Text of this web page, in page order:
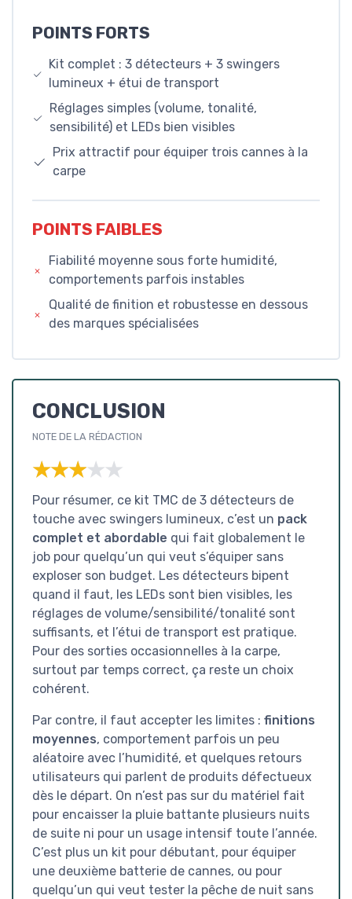
POINTS FORTS
Kit complet : 3 détecteurs + 3 swingers
lumineux + étui de transport
Réglages simples (volume, tonalité,
sensibilité) et LEDs bien visibles
Prix attractif pour équiper trois cannes à la
carpe
POINTS FAIBLES
Fiabilité moyenne sous forte humidité,
comportements parfois instables
Qualité de finition et robustesse en dessous
des marques spécialisées
CONCLUSION
NOTE DE LA RÉDACTION
★★★★★
★★★★★
Pour résumer, ce kit TMC de 3 détecteurs de
touche avec swingers lumineux, c’est un pack
complet et abordable qui fait globalement le
job pour quelqu’un qui veut s’équiper sans
exploser son budget. Les détecteurs bipent
quand il faut, les LEDs sont bien visibles, les
réglages de volume/sensibilité/tonalité sont
suffisants, et l’étui de transport est pratique.
Pour des sorties occasionnelles à la carpe,
surtout par temps correct, ça reste un choix
cohérent.
Par contre, il faut accepter les limites : finitions
moyennes, comportement parfois un peu
aléatoire avec l’humidité, et quelques retours
utilisateurs qui parlent de produits défectueux
dès le départ. On n’est pas sur du matériel fait
pour encaisser la pluie battante plusieurs nuits
de suite ni pour un usage intensif toute l’année.
C’est plus un kit pour débutant, pour équiper
une deuxième batterie de cannes, ou pour
quelqu’un qui veut tester la pêche de nuit sans